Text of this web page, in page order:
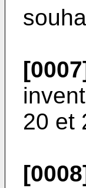
20 et